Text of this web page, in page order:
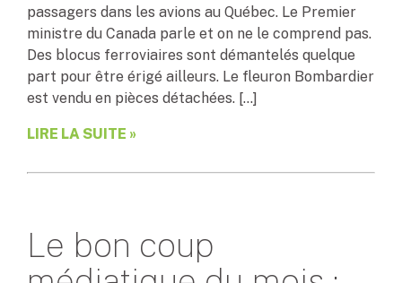
passagers dans les avions au Québec. Le Premier
ministre du Canada parle et on ne le comprend pas.
Des blocus ferroviaires sont démantelés quelque
part pour être érigé ailleurs. Le fleuron Bombardier
est vendu en pièces détachées. […]
LIRE LA SUITE »
Le bon coup